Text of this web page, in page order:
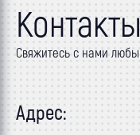
Контакты
Свяжитесь с нами
Адрес: